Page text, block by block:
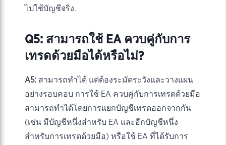
ไปใช้บัญชีจริง.
Q5: สามารถใช้ EA ควบคู่กับการ
เทรดด้วยมือได้หรือไม่?
A5: สามารถทำได้ แต่ต้องระมัดระวังและวางแผน
อย่างรอบคอบ การใช้ EA ควบคู่กับการเทรดด้วยมือ
สามารถทำได้โดยการแยกบัญชีเทรดออกจากกัน
(เช่น มีบัญชีหนึ่งสำหรับ EA และอีกบัญชีหนึ่ง
สำหรับการเทรดด้วยมือ) หรือใช้ EA ที่ได้รับการ